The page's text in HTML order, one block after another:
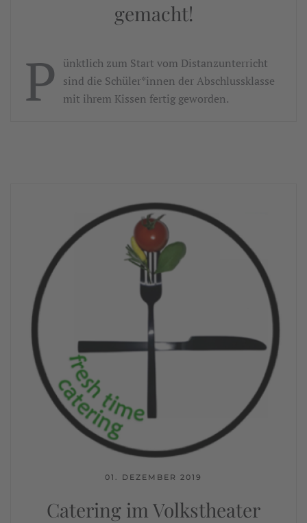
gemacht!
P
ünktlich zum Start vom Distanzunterricht
sind die Schüler*innen der Abschlussklasse
mit ihrem Kissen fertig geworden.
01. DEZEMBER 2019
Catering im Volkstheater